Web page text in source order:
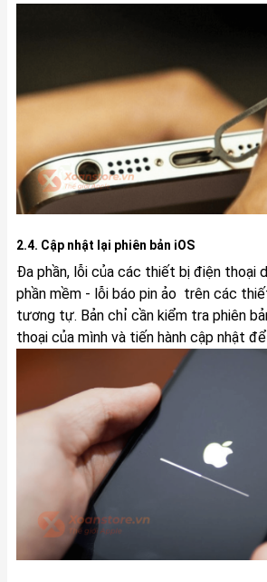
2.4. Cập nhật lại phiên bản iOS
Đa phần, lỗi của các thiết bị điện thoại
phần mềm - lỗi báo pin ảo trên các
tương tự. Bản chỉ cần kiểm tra phiên
thoại của mình và tiến hành cập nhật